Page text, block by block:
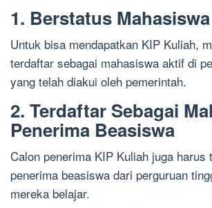
1. Berstatus
Untuk bisa mendapatkan KIP Kuliah,
terdaftar sebagai mahasiswa aktif di
yang telah diakui oleh pemerintah.
2. Terdaftar Sebagai
Penerima Beasiswa
Calon penerima KIP Kuliah juga harus
penerima beasiswa dari perguruan
mereka belajar.